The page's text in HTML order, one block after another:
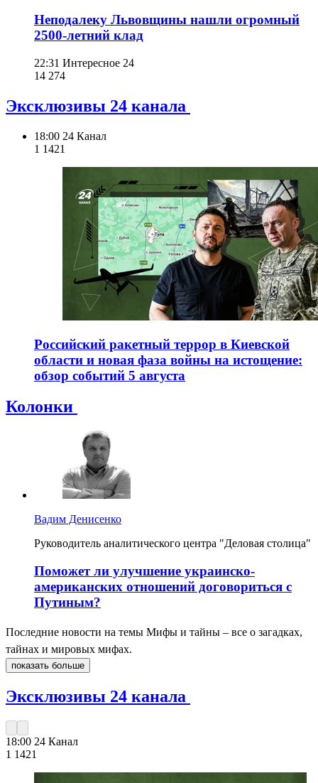
Неподалеку Львовщины нашли огромный
2500-летний клад
22:31 Интересное 24
14 274
Эксклюзивы 24 канала
18:00 24 Канал
1 1421
Российский ракетный террор в Киевской
области и новая фаза войны на истощение:
обзор событий 5 августа
Колонки
Вадим Денисенко
Руководитель аналитического центра "Деловая столица"
Поможет ли улучшение украинско-
американских отношений договориться с
Путиным?
Последние новости на темы Мифы и тайны – все о загадках,
тайнах и мировых мифах.
показать больше
Эксклюзивы 24 канала
18:00 24 Канал
1 1421